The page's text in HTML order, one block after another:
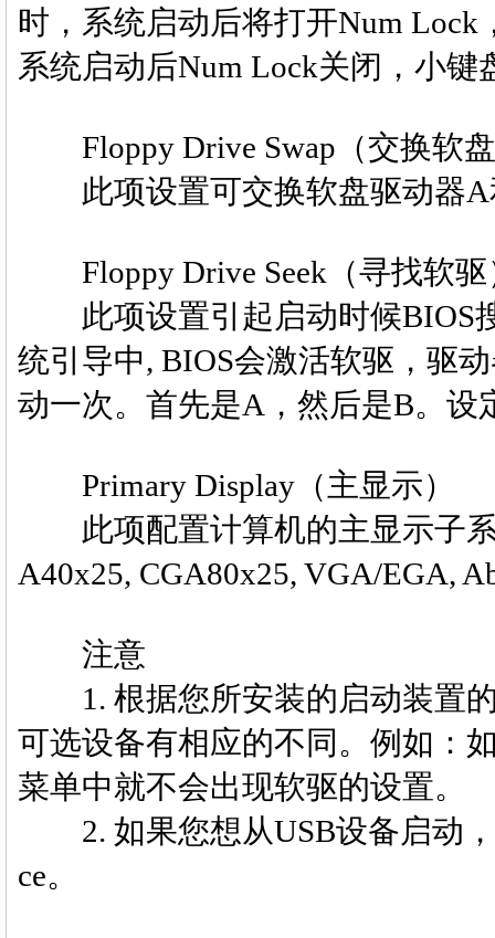
时，系统启动后将打开Num
系统启动后Num Lock关闭，小
Floppy Drive Swap（交换软
此项设置可交换软盘驱动器A
Floppy Drive Seek（寻找软驱
此项设置引起启动时候BIOS
统引导中, BIOS会激活软驱，驱
动一次。首先是A，然后是B。设
Primary Display（主显示）
此项配置计算机的主显示子系
A40x25, CGA80x25, VGA/EGA,
注意
1. 根据您所安装的启动装置的
可选设备有相应的不同。例如：
菜单中就不会出现软驱的设置。
2. 如果您想从USB设备启动，
ce。